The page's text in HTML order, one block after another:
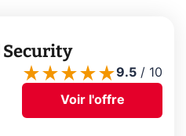
9.5 / 10
Voir l'offre